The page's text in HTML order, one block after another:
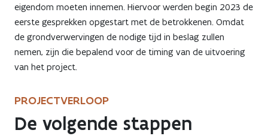
eigendom moeten innemen. Hiervoor werden begin 2023 de
eerste gesprekken opgestart met de betrokkenen. Omdat
de grondverwervingen de nodige tijd in beslag zullen
nemen, zijn die bepalend voor de timing van de uitvoering
van het project.
PROJECTVERLOOP
De volgende stappen